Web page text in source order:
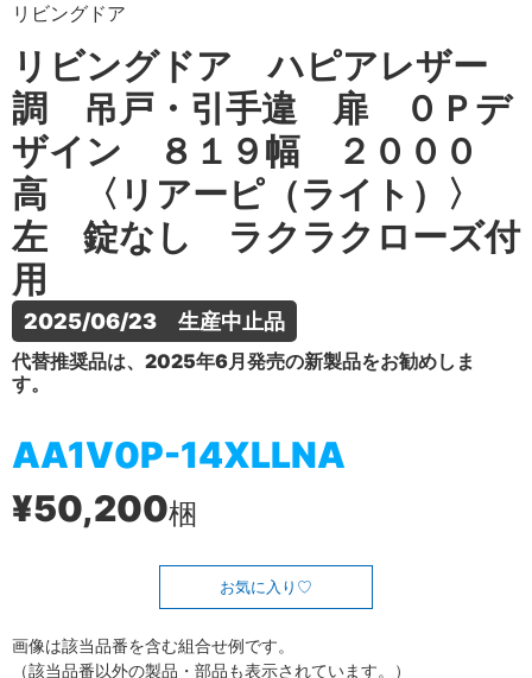
リビングドア
リビングドア ハピアレザー
調 吊戸・引手違 扉 ０Ｐデ
ザイン ８１９幅 ２０００
高 〈リアーピ（ライト）〉
左 錠なし ラクラクローズ付
用
2025/06/23　生産中止品
代替推奨品は、2025年6月発売の新製品をお勧めしま
す。
AA1V0P-14XLLNA
¥50,200梱
お気に入り
画像は該当品番を含む組合せ例です。
（該当品番以外の製品・部品も表示されています。）